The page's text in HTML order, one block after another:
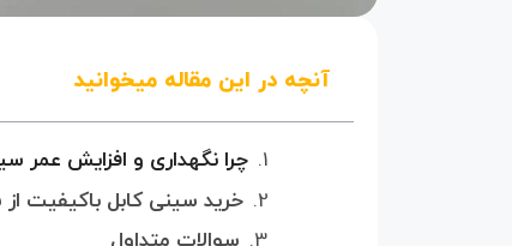
آنچه در این مقاله میخوانید
چرا نگهداری و افزایش
خرید سینی کابل باکیفیت